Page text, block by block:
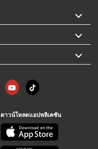
ดาวน์โหลดแอปพลิเคชัน